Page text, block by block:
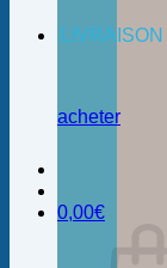
LIVRAISON
acheter
0,00€